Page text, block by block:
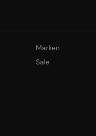
Marken
Sale